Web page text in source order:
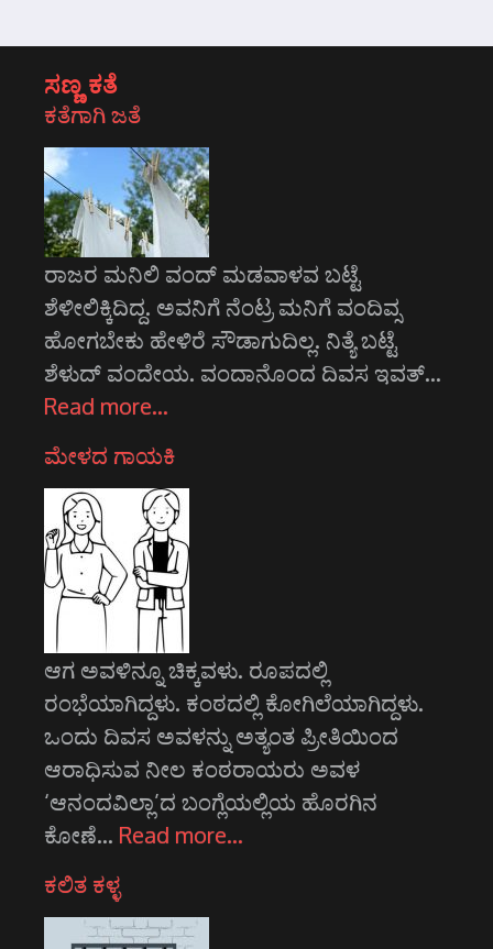
ಸಣ್ಣ ಕತೆ
ಕತೆಗಾಗಿ ಜತೆ
ರಾಜರ ಮನಿಲಿ ವಂದ್ ಮಡವಾಳವ ಬಟ್ಟೆ
ಶೆಳೀಲಿಕ್ಕಿದಿದ್ದ. ಅವನಿಗೆ ನೆಂಟ್ರ ಮನಿಗೆ ವಂದಿವ್ಸ
ಹೋಗಬೇಕು ಹೇಳಿರೆ ಸೌಡಾಗುದಿಲ್ಲ. ನಿತ್ಯೆ ಬಟ್ಟೆ
ಶೆಳುದ್ ವಂದೇಯ. ವಂದಾನೊಂದ ದಿವಸ ಇವತ್…
Read more…
ಮೇಳದ ಗಾಯಕಿ
ಆಗ ಅವಳಿನ್ನೂ ಚಿಕ್ಕವಳು. ರೂಪದಲ್ಲಿ
ರಂಭೆಯಾಗಿದ್ದಳು. ಕಂಠದಲ್ಲಿ ಕೋಗಿಲೆಯಾಗಿದ್ದಳು.
ಒಂದು ದಿವಸ ಅವಳನ್ನು ಅತ್ಯಂತ ಪ್ರೀತಿಯಿಂದ
ಆರಾಧಿಸುವ ನೀಲ ಕಂಠರಾಯರು ಅವಳ
‘ಆನಂದವಿಲ್ಲಾ’ದ ಬಂಗ್ಲೆಯಲ್ಲಿಯ ಹೊರಗಿನ
ಕೋಣೆ… Read more…
ಕಲಿತ ಕಳ್ಳ